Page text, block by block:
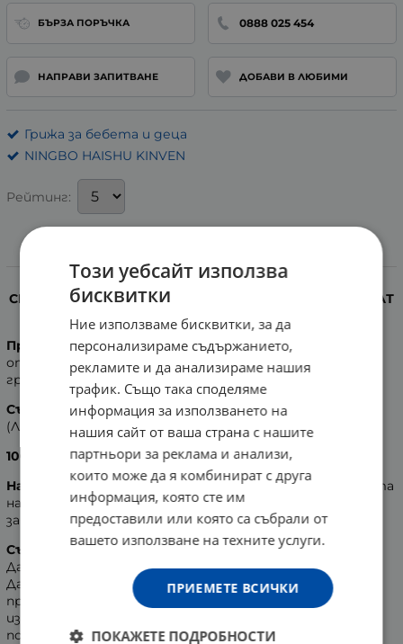
БЪРЗА ПОРЪЧКА 0888 025 454
НАПРАВИ ЗАПИТВАНЕ ДОБАВИ В ЛЮБИМИ
Грижа за бебета и деца
NINGBO HAISHU KINVEN
Рейтинг:
Информация
СПИНЪР ГРИВНА ПРОТИВ КОМАРИ ЗА ДЕЦА С АРОМАТ
НА ЦИТРОНЕЛА И ГЕРАНИОЛ АРОМА ДИФЕНС
Приложение:За употреба на открито - при спорт,
отдих, пикник и в закрити помещения - у дома, в
градината и на училище.
Състав:
Силикон, напоен с масло от цитронела
(Лимонена трева), и гераниол.
100% натурален състав.
Начин на употреба:
Поставете гривната на китката
на детето и завъртете спинъра за ароматно
забавление.
Съвети за безопасност:
Да се пази от неконтролиран достъп на деца!
Да се избягва контакт с очите! При такъв, както и
при алергична реакция от страна на кожата,
изплакнете обилно с вода и потърсете медицинска
помощ.
Този уебсайт използва
бисквитки
Ние използваме бисквитки, за да
персонализираме съдържанието,
рекламите и да анализираме нашия
трафик. Също така споделяме
информация за използването на
нашия сайт от ваша страна с нашите
партньори за реклама и анализи,
които може да я комбинират с друга
информация, която сте им
предоставили или която са събрали от
вашето използване на техните услуги.
ПРИЕМЕТЕ ВСИЧКИ
ПОКАЖЕТЕ ПОДРОБНОСТИ